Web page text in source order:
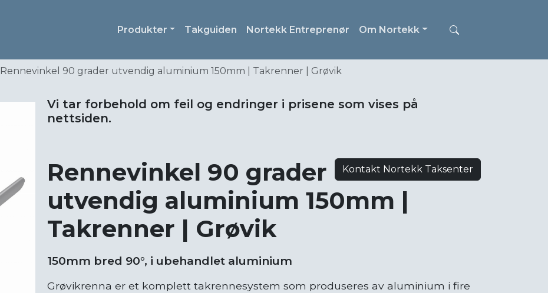
Produkter Takguiden Nortekk Entreprenør Om Nortekk
Rennevinkel 90 grader utvendig aluminium 150mm | Takrenner | Grøvik
Vi tar forbehold om feil og endringer i prisene som vises på
nettsiden.
Kontakt Nortekk Taksenter
Rennevinkel 90 grader
utvendig aluminium 150mm |
Takrenner | Grøvik
150mm bred 90°, i ubehandlet aluminium
Grøvikrenna er et komplett takrennesystem som produseres av aluminium i fire